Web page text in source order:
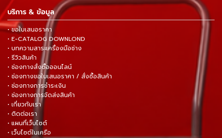
บริการ & ข้อมูล
• ขอใบเสนอราคา
• E-CATALOG DOWNLOND
• บทความสาระเครื่องมือช่าง
• รีวิวสินค้า
• ช่องทางสั่งซื้อออนไลน์
• ช่องทางขอใบเสนอราคา / สั่งซื้อสินค้า
• ช่องทางการชำระเงิน
• ช่องทางการจัดส่งสินค้า
• เกี่ยวกับเรา
• ติดต่อเรา
• แผนที่เว็บไซต์
• เว็บไซต์ในเครือ